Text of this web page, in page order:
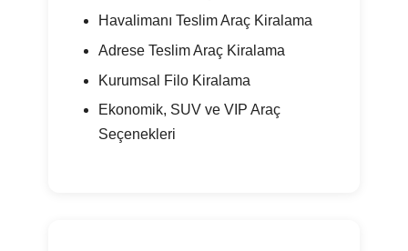
Havalimanı Teslim Araç Kiralama
Adrese Teslim Araç Kiralama
Kurumsal Filo Kiralama
Ekonomik, SUV ve VIP Araç
Seçenekleri